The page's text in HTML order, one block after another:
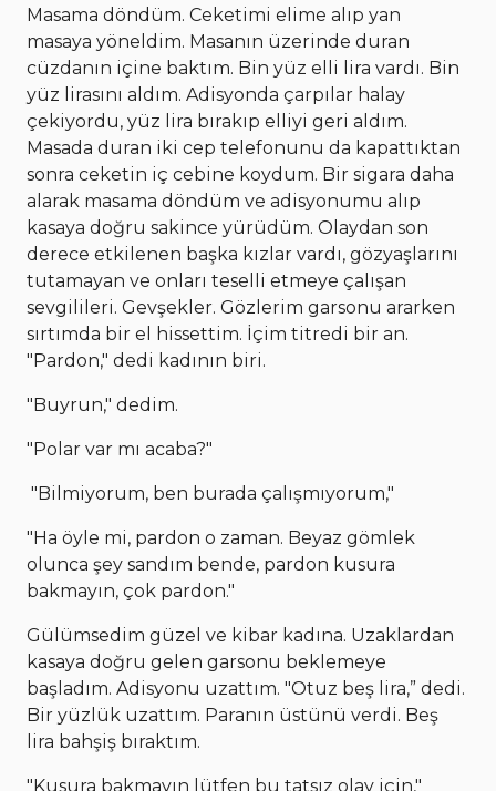
Masama döndüm. Ceketimi elime alıp yan
masaya yöneldim. Masanın üzerinde duran
cüzdanın içine baktım. Bin yüz elli lira vardı. Bin
yüz lirasını aldım. Adisyonda çarpılar halay
çekiyordu, yüz lira bırakıp elliyi geri aldım.
Masada duran iki cep telefonunu da kapattıktan
sonra ceketin iç cebine koydum. Bir sigara daha
alarak masama döndüm ve adisyonumu alıp
kasaya doğru sakince yürüdüm. Olaydan son
derece etkilenen başka kızlar vardı, gözyaşlarını
tutamayan ve onları teselli etmeye çalışan
sevgilileri. Gevşekler. Gözlerim garsonu ararken
sırtımda bir el hissettim. İçim titredi bir an.
"Pardon," dedi kadının biri.
"Buyrun," dedim.
"Polar var mı acaba?"
"Bilmiyorum, ben burada çalışmıyorum,"
"Ha öyle mi, pardon o zaman. Beyaz gömlek
olunca şey sandım bende, pardon kusura
bakmayın, çok pardon."
Gülümsedim güzel ve kibar kadına. Uzaklardan
kasaya doğru gelen garsonu beklemeye
başladım. Adisyonu uzattım. "Otuz beş lira,” dedi.
Bir yüzlük uzattım. Paranın üstünü verdi. Beş
lira bahşiş bıraktım.
"Kusura bakmayın lütfen bu tatsız olay için,"